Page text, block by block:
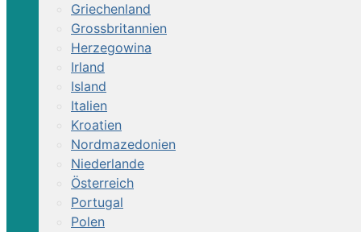
Griechenland
Grossbritannien
Herzegowina
Irland
Island
Italien
Kroatien
Nordmazedonien
Niederlande
Österreich
Portugal
Polen